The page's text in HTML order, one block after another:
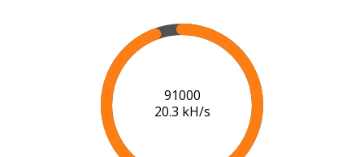
91000
20.3 kH/s